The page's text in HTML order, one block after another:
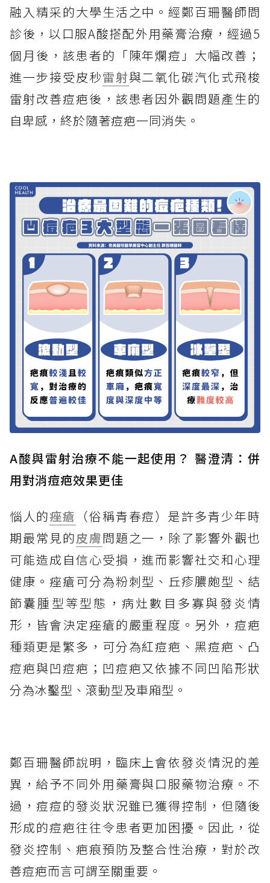
融入精采的大學生活之中。經鄭百珊醫師問
診後，以口服A酸搭配外用藥膏治療，經過5
個月後，該患者的「陳年爛痘」大幅改善；
進一步接受皮秒雷射與二氧化碳汽化式飛梭
雷射改善痘疤後，該患者因外觀問題產生的
自卑感，終於隨著痘疤一同消失。
A酸與雷射治療不能一起使用？ 醫澄清：併
用對消痘疤效果更佳
惱人的痤瘡 （俗稱青春痘）是許多青少年時
期最常見的皮膚問題之一，除了影響外觀也
可能造成自信心受損，進而影響社交和心理
健康。痤瘡可分為粉刺型、丘疹膿皰型、結
節囊腫型等型態，病灶數目多寡與發炎情
形，皆會決定痤瘡的嚴重程度。另外，痘疤
種類更是繁多，可分為紅痘疤、黑痘疤、凸
痘疤與凹痘疤；凹痘疤又依據不同凹陷形狀
分為冰鑿型、滾動型及車廂型。
鄭百珊醫師說明，臨床上會依發炎情況的差
異，給予不同外用藥膏與口服藥物治療。不
過，痘痘的發炎狀況雖已獲得控制，但隨後
形成的痘疤往往令患者更加困擾。因此，從
發炎控制、疤痕預防及整合性治療，對於改
善痘疤而言可謂至關重要。